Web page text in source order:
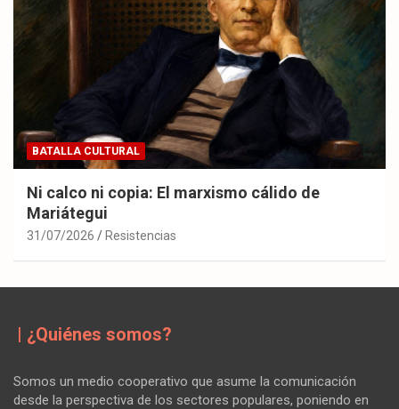
BATALLA CULTURAL
Ni calco ni copia: El marxismo cálido de
Mariátegui
31/07/2026 Resistencias
| ¿Quiénes somos?
Somos un medio cooperativo que asume la comunicación
desde la perspectiva de los sectores populares, poniendo en